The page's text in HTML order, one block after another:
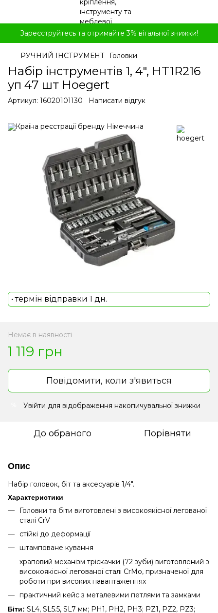
Зареєструйтесь та отримайте 3% вітальної знижки!
РУЧНИЙ ІНСТРУМЕНТ Головки
Набір інструментів 1, 4", HT1R216
уп 47 шт Hoegert
Артикул: 16020101130 Написати відгук
• термін відправки 1 дн.
Немає в наявності
1 119 грн
Повідомити, коли з'явиться
Увійти для відображення накопичувальної знижки
До обраного Порівняти
Опис
Набір головок, біт та аксесуарів 1/4".
Характеристики
Головки та біти виготовлені з високоякісної легованої
сталі CrV
стійкі до деформації
штамповане кування
храповий механізм тріскачки (72 зуби) виготовлений з
високоякісної легованої сталі CrMo, призначеної для
роботи при високих навантаженнях
практичний кейс з металевими петлями та замками
Біти: SL4, SL5.5, SL7 мм; PH1, PH2, PH3; PZ1, PZ2, PZ3;